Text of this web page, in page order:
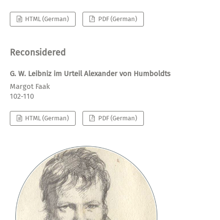
HTML (German) PDF (German)
Reconsidered
G. W. Leibniz im Urteil Alexander von Humboldts
Margot Faak
102-110
HTML (German) PDF (German)